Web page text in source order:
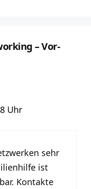
– Vor-
Uhr
sehr
ist
Kontakte